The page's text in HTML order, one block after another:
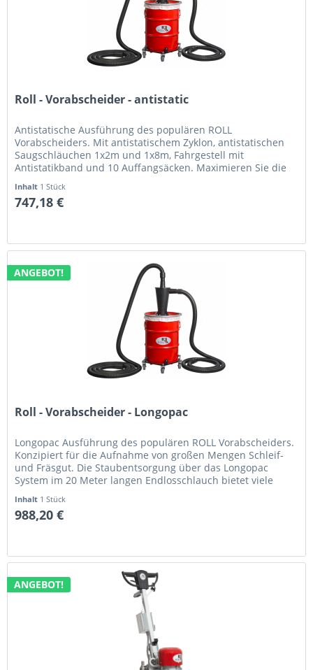
Roll - Vorabscheider - antistatic
Antistatische Ausführung des populären ROLL
Vorabscheiders. Mit antistatischem Zyklon, antistatischen
Saugschläuchen 1x2m und 1x8m, Fahrgestell mit
Antistatikband und 10 Auffangsäcken. Maximieren Sie die
Inhalt 1 Stück
747,18 €
ANGEBOT!
Roll - Vorabscheider - Longopac
Longopac Ausführung des populären ROLL Vorabscheiders.
Konzipiert für die Aufnahme von großen Mengen Schleif-
und Fräsgut. Die Staubentsorgung über das Longopac
System im 20 Meter langen Endlosschlauch bietet viele
Inhalt 1 Stück
988,20 €
ANGEBOT!